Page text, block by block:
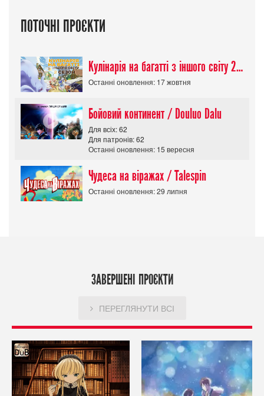
ПОТОЧНІ ПРОЄКТИ
Кулінарія на багатті з іншого світу 2 сезон/ Tondemo Skill de Isekai Hourou
Останні оновлення: 17 жовтня
Бойовий континент / Douluo Dalu
Для всіх: 62
Для патронів: 62
Останні оновлення: 15 вересня
Чудеса на віражах / Talespin
Останні оновлення: 29 липня
ЗАВЕРШЕНІ ПРОЄКТИ
ПЕРЕГЛЯНУТИ ВСІ